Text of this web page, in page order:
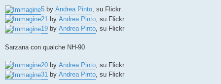
5 by Andrea Pinto, su Flickr
21 by Andrea Pinto , su Flickr
19 by Andrea Pinto, su Flickr
Sarzana con qualche NH-90
20 by Andrea Pinto , su Flickr
31 by Andrea Pinto, su Flickr